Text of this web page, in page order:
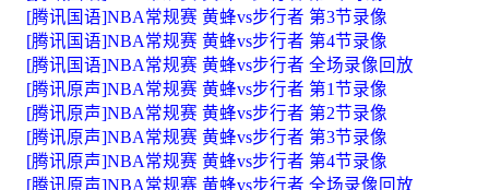
篮球新闻
[腾讯国语]NBA常规赛 黄蜂vs步行者 第3节录像
[腾讯国语]NBA常规赛 黄蜂vs步行者 第4节录像
[腾讯国语]NBA常规赛 黄蜂vs步行者 全场录像回放
[腾讯原声]NBA常规赛 黄蜂vs步行者 第1节录像
[腾讯原声]NBA常规赛 黄蜂vs步行者 第2节录像
[腾讯原声]NBA常规赛 黄蜂vs步行者 第3节录像
[腾讯原声]NBA常规赛 黄蜂vs步行者 第4节录像
[腾讯原声]NBA常规赛 黄蜂vs步行者 全场录像回放